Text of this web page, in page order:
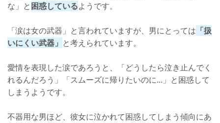
な」と困惑しているようです。
「涙は女の武器」と言われていますが、男にとっては 「扱
いにくい武器」 と考えられています。
愛情を表現した涙であろうと、「どうしたら泣き止んでく
れるんだろう」「スムーズに帰りたいのに...」と困惑して
しまうようです。
不器用な男ほど、彼女に泣かれて困惑してしまう傾向にあ